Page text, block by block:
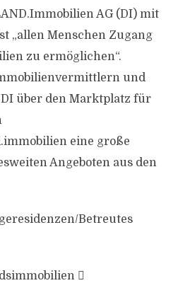
AG (DI) mit
„allen Menschen Zugang
zu ermöglichen“.
und
über den Marktplatz für
eine große
Angeboten aus den
Betreutes
